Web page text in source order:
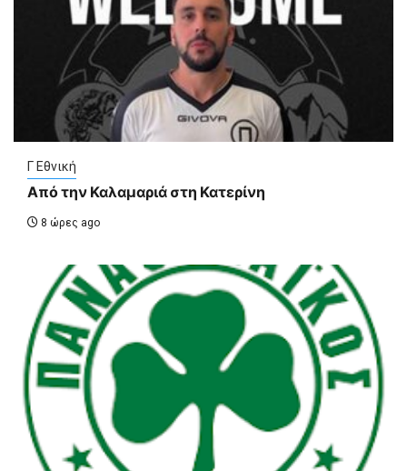
Γ Εθνική
Από την Καλαμαριά στη Κατερίνη
8 ώρες ago